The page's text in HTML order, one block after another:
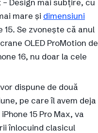
– Design mai subțire, cu
mare și dimensiuni
15. Se zvonește că anul
OLED ProMotion de
16, nu doar la cele
dispune de două
pe care îl avem deja
15 Pro Max, va
înlocuind clasicul